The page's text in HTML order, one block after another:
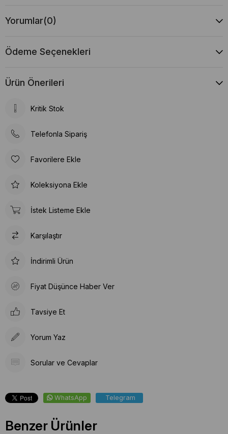
Yorumlar(0)
Ödeme Seçenekleri
Ürün Önerileri
Kritik Stok
Telefonla Sipariş
Favorilere Ekle
Koleksiyona Ekle
İstek Listeme Ekle
Karşılaştır
İndirimli Ürün
Fiyat Düşünce Haber Ver
Tavsiye Et
Yorum Yaz
Sorular ve Cevaplar
WhatsApp Telegram
Benzer Ürünler